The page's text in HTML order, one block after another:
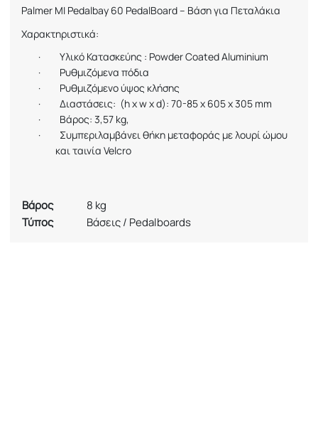
Palmer MI Pedalbay 60 PedalBoard – Βάσηγια Πεταλάκια
Χαρακτηριστικά:
·
Υλικό Κατασκεύης : Powder Coated Aluminium
·
Ρυθμιζόμενα πόδια
·
Ρυθμιζόμενο ύψος κλήσης
·
Διαστάσεις: (h x w x d): 70-85 x 605 x 305 mm
·
Βάρος: 3,57 kg,
·
Συμπεριλαμβάνει θήκη μεταφοράς με λουρί ώμου
και ταινία Velcro
Βάρος
8 kg
Τύπος
Βάσεις / Pedalboards